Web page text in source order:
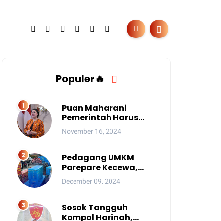
Populer🔥
Puan Maharani
Pemerintah Harus
Berantas Judi Online
Anak
November 16, 2024
Pedagang UMKM
Parepare Kecewa,
Tersingkir karena
Acara Besar
December 09, 2024
Sosok Tangguh
Kompol Harinah,